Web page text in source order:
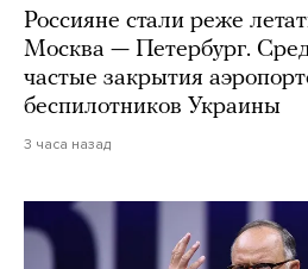
Россияне стали реже
Москва — Петербург.
частые закрытия
беспилотников Украины
3 часа назад